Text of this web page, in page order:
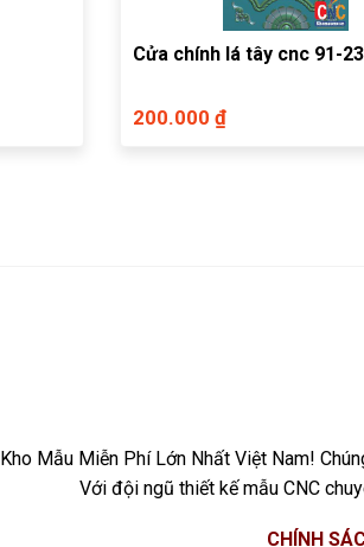
Cửa chính lá tây cnc 91-23
200.000 ₫
Kho Mẫu Miễn Phí Lớn Nhất Việt Nam!
Với đội ngũ thiết kế mẫu CNC
CHÍNH